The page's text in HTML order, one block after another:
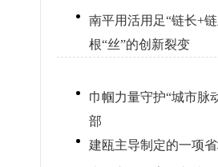
南平用活用足“链长+
根“丝”的创新裂变
巾帼力量守护“城市
部
建瓯主导制定的一项